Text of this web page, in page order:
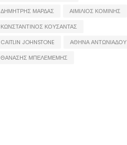
ΔΗΜΗΤΡΗΣ ΜΑΡΔΑΣ
ΑΙΜΙΛΙΟΣ ΚΟΜΙΝΗΣ
ΚΩΝΣΤΑΝΤΙΝΟΣ ΚΟΥΣΑΝΤΑΣ
CAITLIN JOHNSTONE
ΑΘΗΝΑ ΑΝΤΩΝΙΑΔΟΥ
ΘΑΝΑΣΗΣ ΜΠΕΛΕΜΕΜΗΣ